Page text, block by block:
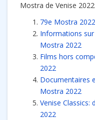
Mostra de Venise 2022:
79e Mostra
Informations
Mostra 2022
Films hors
2022
Documentaires
Mostra 2022
Venise
2022